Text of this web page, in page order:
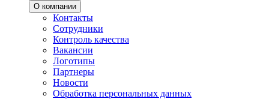
О компании
Контакты
Сотрудники
Контроль качества
Вакансии
Логотипы
Партнеры
Новости
Обработка персональных данных